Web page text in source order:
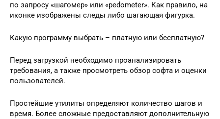
по запросу «шагомер» или «pedometer». Как правило, на
иконке изображены следы либо шагающая фигурка.
Какую программу выбрать – платную или бесплатную?
Перед загрузкой необходимо проанализировать
требования, а также просмотреть обзор софта и оценки
пользователей.
Простейшие утилиты определяют количество шагов и
время. Более сложные предоставляют дополнительную